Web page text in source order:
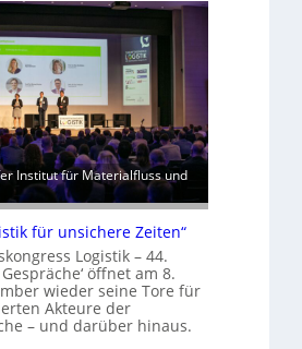
t
r
o
f
i
t
s
i
c
e
r
t
Z
u
Institut für Materialfluss und
für unsichere Zeiten“
Logistik – 44.
öffnet am 8.
wieder seine Tore für
Akteure der
– und darüber hinaus.